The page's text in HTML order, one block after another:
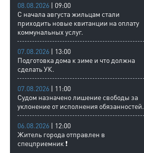
08.08.2026 | 09:00
С начала августа жильцам стали
приходить новые квитанции на оплату
коммунальных услуг.
07.08.2026 | 13:00
Подготовка дома к зиме и что должна
сделать УК.
07.08.2026 | 11:00
Судом назначено лишение свободы за
уклонение от исполнения обязанностей.
06.08.2026 | 12:00
Житель города отправлен в
спецприемник ❗